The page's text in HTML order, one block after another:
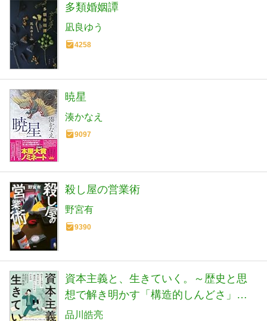
多類婚姻譚
凪良ゆう
4258
暁星
湊かなえ
9097
殺し屋の営業術
野宮有
9390
資本主義と、生きていく。～歴史と思
想で解き明かす「構造的しんどさ」の
正体
品川皓亮